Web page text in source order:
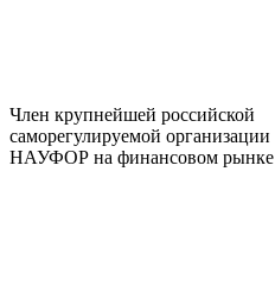
Член крупнейшей российской
саморегулируемой организации
НАУФОР на финансовом рынке